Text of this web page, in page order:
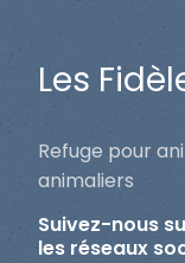
Les
Refuge pour
animaliers
Suivez-nous
les réseaux